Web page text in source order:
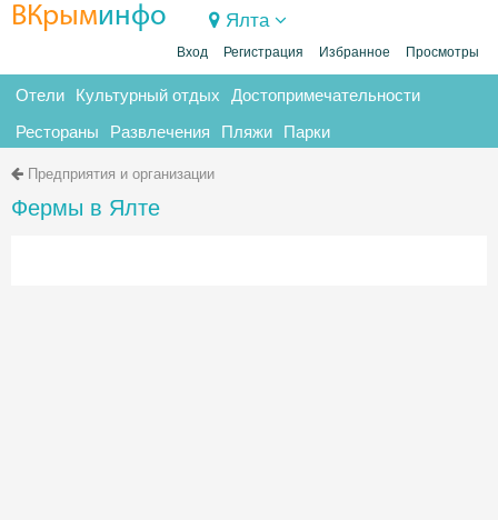
ВКрыминфо Ялта
Вход Регистрация Избранное Просмотры
Отели Культурный отдых Достопримечательности
Рестораны Развлечения Пляжи Парки
Предприятия и организации
Фермы в Ялте